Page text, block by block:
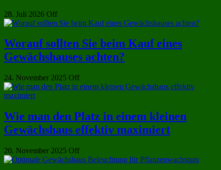
28. Juli 2026 Off
Worauf sollten Sie beim Kauf eines
Gewächshauses achten?
24. November 2025 Off
Wie man den Platz in einem kleinen
Gewächshaus effektiv maximiert
20. November 2025 Off